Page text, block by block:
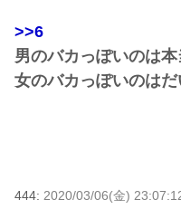
>>6
男のバカっぽいのは本
女のバカっぽいのは
444: 2020/03/06(金)